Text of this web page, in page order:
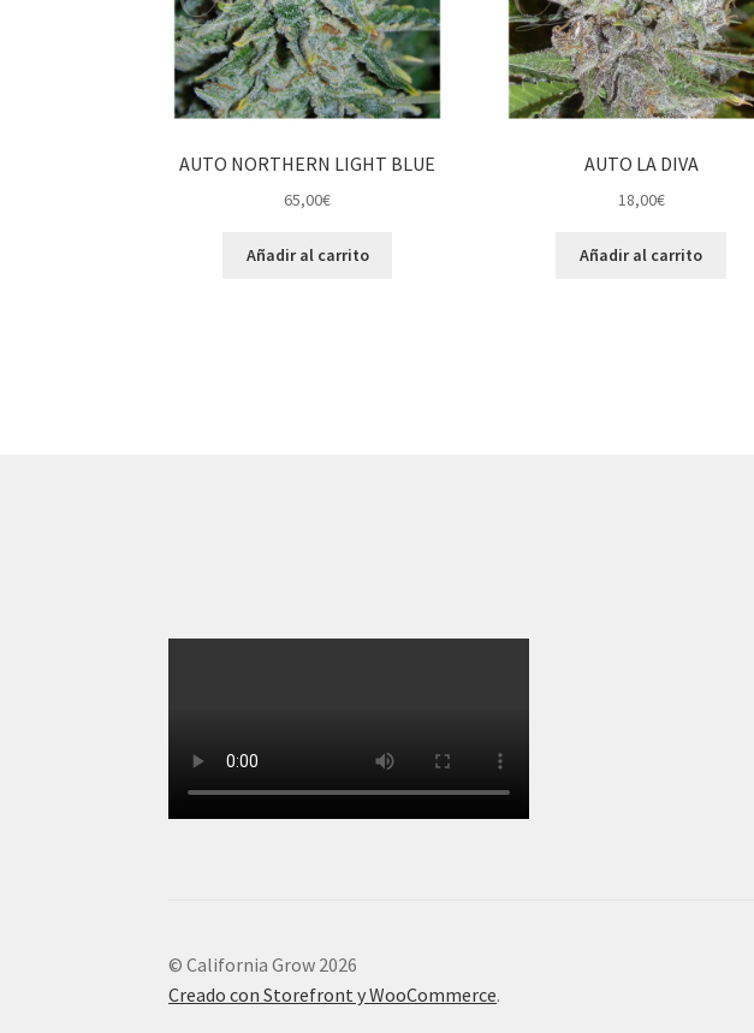
AUTO NORTHERN LIGHT BLUE
65,00€
Añadir al carrito
AUTO LA DIVA
18,00€
Añadir al carrito
© California Grow 2026
Creado con Storefront y WooCommerce.